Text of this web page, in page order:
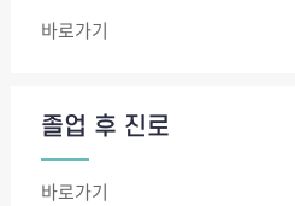
바로가기
졸업 후 진로
바로가기